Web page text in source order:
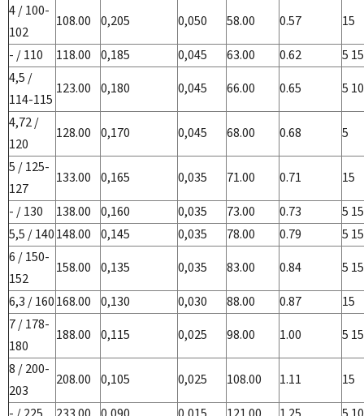
4 / 100-
102
108.00 0,205 0,050 58.00 0.57
15
- / 110
118.00 0,185 0,045 63.00 0.62
5 15
4,5 /
114-115
123.00 0,180 0,045 66.00 0.65
5 10
4,72 /
120
128.00 0,170 0,045 68.00 0.68
5
5 / 125-
127
133.00 0,165 0,035 71.00 0.71
15
- / 130
138.00 0,160 0,035 73.00 0.73
5 15
5,5 / 140148.00 0,145 0,035 78.00 0.79
5 15
6 / 150-
152
158.00 0,135 0,035 83.00 0.84
5 15
6,3 / 160168.00 0,130 0,030 88.00 0.87
15
7 / 178-
180
188.00 0,115 0,025 98.00 1.00
5 15
8 / 200-
203
208.00 0,105 0,025 108.00 1.11
15